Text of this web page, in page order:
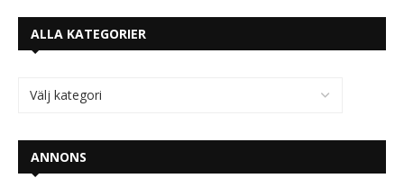
ALLA KATEGORIER
ANNONS